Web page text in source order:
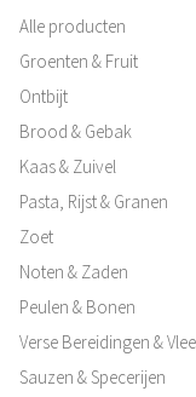
Alle producten
Groenten & Fruit
Ontbijt
Brood & Gebak
Kaas & Zuivel
Pasta, Rijst & Granen
Zoet
Noten & Zaden
Peulen & Bonen
Verse Bereidingen &
Sauzen & Specerijen